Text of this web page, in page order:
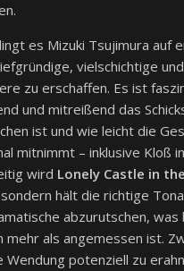
es Mizuki Tsujimura auf
vielschichtige
zu erschaffen. Es ist
und mitreißend das
ist und wie leicht die
mitnimmt – inklusive Kloß
wird Lonely Castle in
hält die richtige
abzurutschen,
mehr als angemessen ist.
Wendung potenziell zu